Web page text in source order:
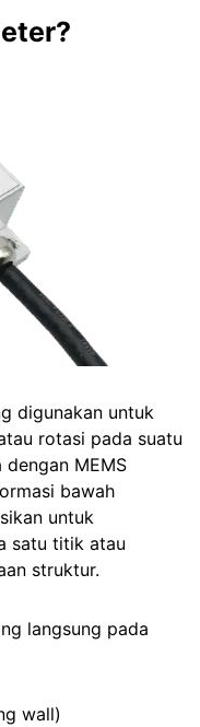
digunakan untuk
rotasi pada suatu
MEMS
bawah
untuk
satu titik atau
struktur.
langsung pada
wall)